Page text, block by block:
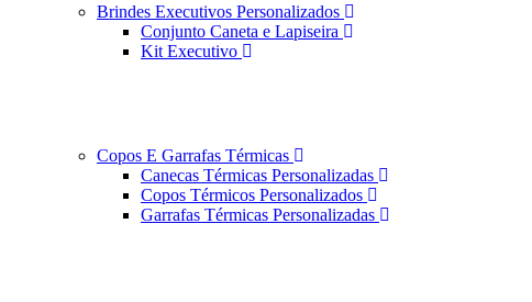
Brindes Executivos Personalizados
Conjunto Caneta e Lapiseira
Kit Executivo
Copos E Garrafas Térmicas
Canecas Térmicas Personalizadas
Copos Térmicos Personalizados
Garrafas Térmicas Personalizadas